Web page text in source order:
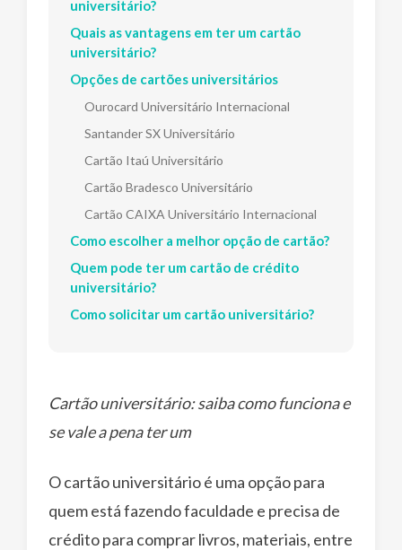
universitário?
Quais as vantagens em ter um cartão
universitário?
Opções de cartões universitários
Ourocard Universitário Internacional
Santander SX Universitário
Cartão Itaú Universitário
Cartão Bradesco Universitário
Cartão CAIXA Universitário Internacional
Como escolher a melhor opção de cartão?
Quem pode ter um cartão de crédito
universitário?
Como solicitar um cartão universitário?
Cartão universitário: saiba como funciona e
se vale a pena ter um
O cartão universitário é uma opção para
quem está fazendo faculdade e precisa de
crédito para comprar livros, materiais, entre